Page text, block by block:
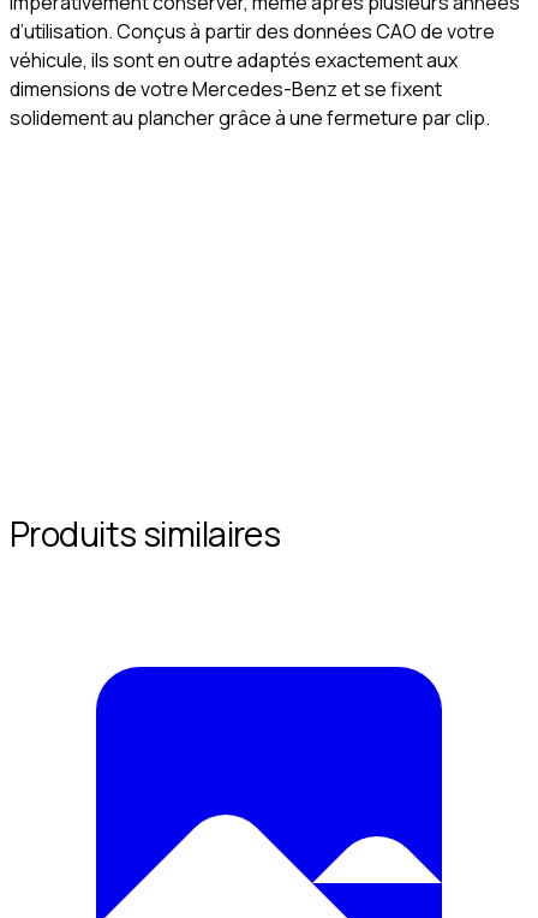
d’utilisation. Conçus à partir des données CAO de votre
véhicule, ils sont en outre adaptés exactement aux
dimensions de votre Mercedes-Benz et se fixent
solidement au plancher grâce à une fermeture par clip.
Produits similaires